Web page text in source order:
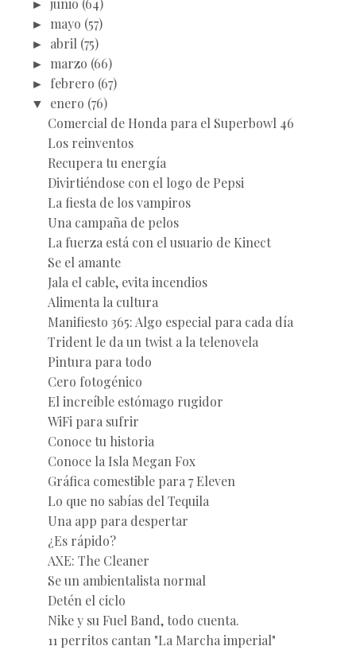
► mayo (57)
► abril (75)
► marzo (66)
► febrero (67)
▼ enero (76)
Comercial de Honda para el Superbowl 46
Los reinventos
Recupera tu energía
Divirtiéndose con el logo de Pepsi
La fiesta de los vampiros
Una campaña de pelos
La fuerza está con el usuario de Kinect
Se el amante
Jala el cable, evita incendios
Alimenta la cultura
Manifiesto 365: Algo especial para cada día
Trident le da un twist a la telenovela
Pintura para todo
Cero fotogénico
El increíble estómago rugidor
WiFi para sufrir
Conoce tu historia
Conoce la Isla Megan Fox
Gráfica comestible para 7 Eleven
Lo que no sabías del Tequila
Una app para despertar
¿Es rápido?
AXE: The Cleaner
Se un ambientalista normal
Detén el ciclo
Nike y su Fuel Band, todo cuenta.
11 perritos cantan "La Marcha imperial"